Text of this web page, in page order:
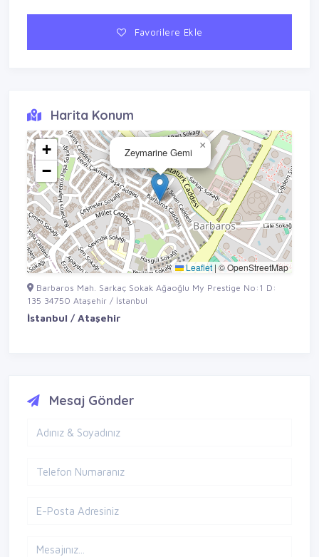
Favorilere Ekle
Harita Konum
Zeymarine Gemi
×
+
−
Leaflet |© OpenStreetMap
Barbaros Mah. Sarkaç Sokak Ağaoğlu My Prestige No:1 D:
135 34750 Ataşehir / İstanbul
İstanbul / Ataşehir
Mesaj Gönder